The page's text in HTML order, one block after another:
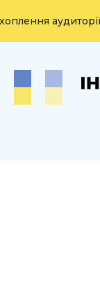
аудиторії